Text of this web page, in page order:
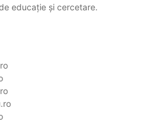
educație și cercetare.